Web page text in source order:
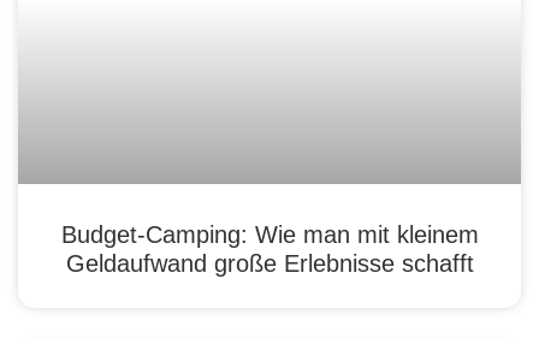
Budget-Camping: Wie man mit kleinem
Geldaufwand große Erlebnisse schafft